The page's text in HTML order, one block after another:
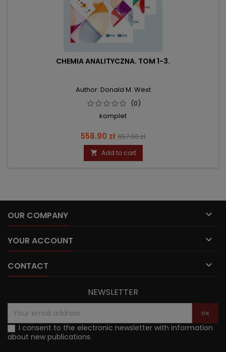
CHEMIA ANALITYCZNA. TOM 1-3.
Author: Donald M. West
(0)
komplet
Price
558.90 zł Regular
price
657.00 zł
 Add to cart
OUR COMPANY 
YOUR ACCOUNT 
CONTACT 
NEWSLETTER
I consent to the electronic newsletter with information
about new publications.